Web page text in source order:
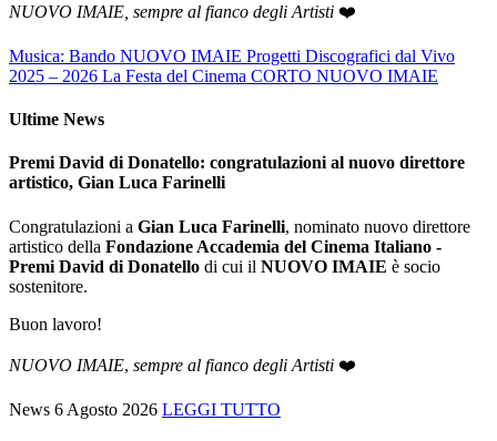
NUOVO IMAIE, sempre al fianco degli Artisti ❤️
Musica: Bando NUOVO IMAIE Progetti Discografici dal Vivo
2025 – 2026 La Festa del Cinema CORTO NUOVO IMAIE
Ultime News
Premi David di Donatello: congratulazioni al nuovo direttore
artistico, Gian Luca Farinelli
Congratulazioni a Gian Luca Farinelli, nominato nuovo direttore
artistico della Fondazione Accademia del Cinema Italiano -
Premi David di Donatello di cui il NUOVO IMAIE è socio
sostenitore.
Buon lavoro!
NUOVO IMAIE, sempre al fianco degli Artisti ❤️
News 6 Agosto 2026 LEGGI TUTTO